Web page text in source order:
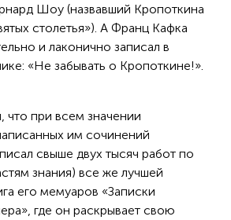
Шоу (назвавший Кропоткина
столетья»). А Франц Кафка
и лаконично записал в
«Не забывать о Кропоткине!».
что при всем значении
им сочинений
свыше двух тысяч работ по
знания) все же лучшей
его мемуаров «Записки
где он раскрывает свою